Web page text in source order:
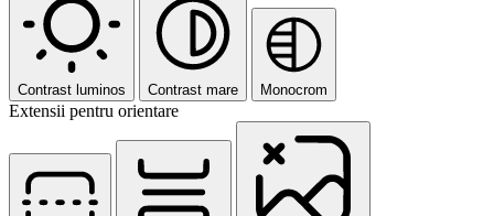
Contrast luminos Contrast mare Monocrom
Extensii pentru orientare